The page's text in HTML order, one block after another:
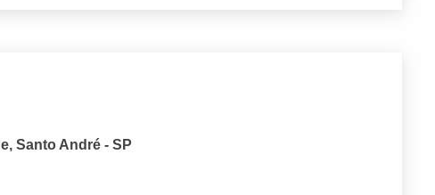
Santo André - SP